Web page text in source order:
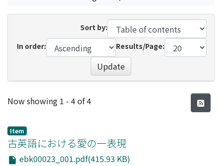
Sort by:
In order:
Results/Page:
Update
Recent Submissions
Now showing 1 - 4 of 4
Item
古英語における愛の一表現
ebk00023_001.pdf(415.93 KB)